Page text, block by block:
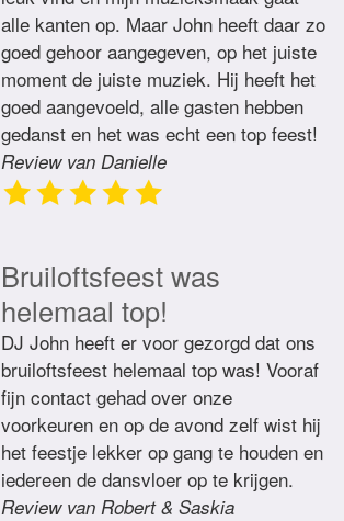
alle kanten op. Maar John heeft daar zo
goed gehoor aangegeven, op het juiste
moment de juiste muziek. Hij heeft het
goed aangevoeld, alle gasten hebben
gedanst en het was echt een top feest!
Review van Danielle
Bruiloftsfeest was
helemaal top!
DJ John heeft er voor gezorgd dat ons
bruiloftsfeest helemaal top was! Vooraf
fijn contact gehad over onze
voorkeuren en op de avond zelf wist hij
het feestje lekker op gang te houden en
iedereen de dansvloer op te krijgen.
Review van Robert & Saskia